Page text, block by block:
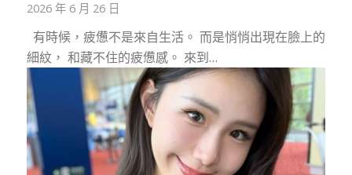
2026 年 6 月 26 日
有時候，疲憊不是來自生活。 而是悄悄出現在臉上的
細紋， 和藏不住的疲憊感。 來到…